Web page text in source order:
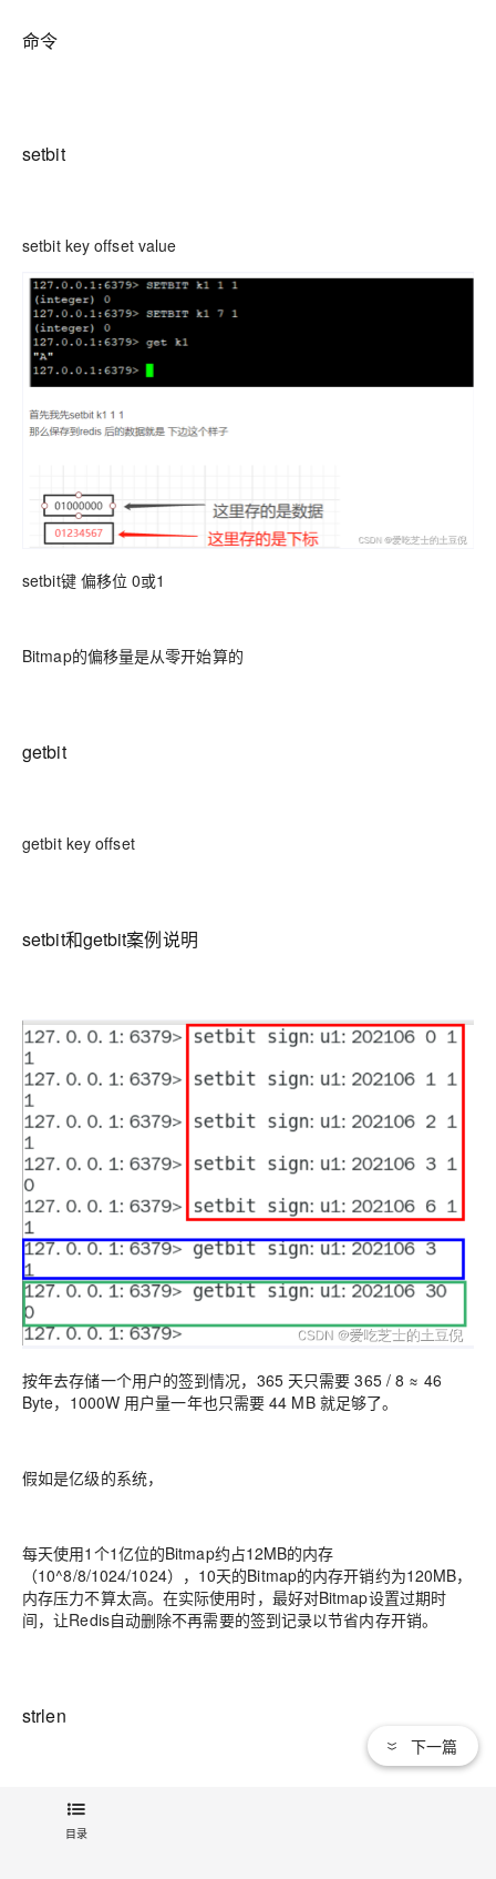
命令
setbit
setbit key offset value
setbit键 偏移位 0或1
Bitmap的偏移量是从零开始算的
getbit
getbit key offset
setbit和getbit案例说明
按年去存储一个用户的签到情况，365 天只需要 365 / 8 ≈ 46
Byte，1000W 用户量一年也只需要 44 MB 就足够了。
假如是亿级的系统，
每天使用1个1亿位的Bitmap约占12MB的内存
（10^8/8/1024/1024），10天的Bitmap的内存开销约为120MB，
内存压力不算太高。在实际使用时，最好对Bitmap设置过期时
间，让Redis自动删除不再需要的签到记录以节省内存开销。
strlen
统计字节数占用多少
目录
下一篇